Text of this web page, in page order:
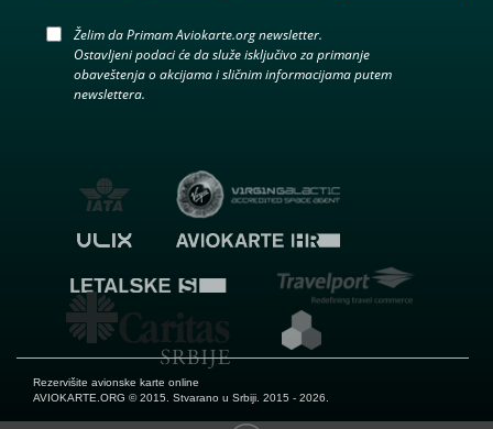
Želim da Primam Aviokarte.org newsletter.
Ostavljeni podaci će da služe isključivo za primanje
obaveštenja o akcijama i sličnim informacijama putem
newslettera.
Rezervišite avionske karte online
AVIOKARTE.ORG © 2015. Stvarano u Srbiji. 2015 - 2026.